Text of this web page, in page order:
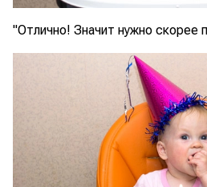
"Отлично! Значит нужно скорее